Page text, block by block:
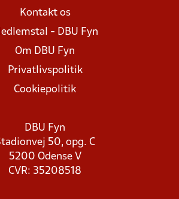
Kontakt os
- DBU Fyn
Om DBU Fyn
Privatlivspolitik
Cookiepolitik
DBU Fyn
50, opg. C
5200 Odense V
CVR: 35208518